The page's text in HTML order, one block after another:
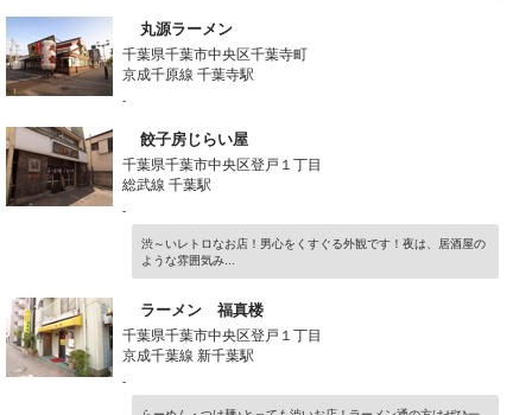
丸源ラーメン
千葉県千葉市中央区千葉寺町
京成千原線 千葉寺駅
-
餃子房じらい屋
千葉県千葉市中央区登戸１丁目
総武線 千葉駅
-
渋～いレトロなお店！男心をくすぐる外観です！夜は、居酒屋の
ような雰囲気み...
ラーメン 福真楼
千葉県千葉市中央区登戸１丁目
京成千葉線 新千葉駅
-